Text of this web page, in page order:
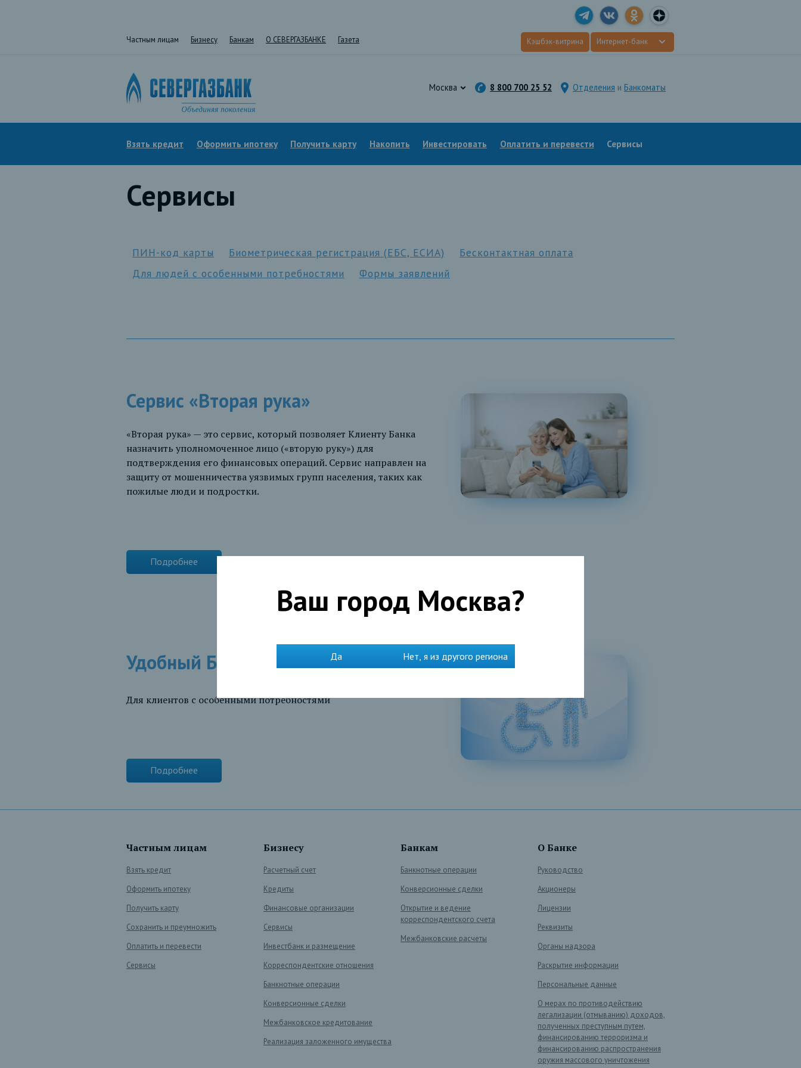
Частным лицам Бизнесу Банкам О СЕВЕРГАЗБАНКЕ Газета Кэшбэк-витрина Интернет-банк
Москва 8 800 700 25 52 Отделения и Банкоматы
Взять кредит Оформить ипотеку Получить карту Накопить Инвестировать Оплатить и перевести Сервисы
Сервисы
ПИН-код карты Биометрическая регистрация (ЕБС, ЕСИА)
Бесконтактная оплата
Для людей с особенными потребностями
Формы заявлений
Сервис «Вторая рука»
«Вторая рука» — это сервис, который позволяет Клиенту Банка
назначить уполномоченное лицо («вторую руку») для
подтверждения его финансовых операций. Сервис направлен на
защиту от мошенничества уязвимых групп населения, таких как
пожилые люди и подростки.
Подробнее
Удобный Банк
Для клиентов с особенными потребностями
Подробнее
Частным лицам
Взять кредит
Оформить ипотеку
Получить карту
Сохранить и преумножить
Оплатить и перевести
Сервисы
Бизнесу
Расчетный счет
Кредиты
Финансовые организации
Сервисы
Инвестбанк и размещение
Корреспондентские отношения
Банкнотные операции
Конверсионные сделки
Межбанковское кредитование
Реализация заложенного имущества
Банкам
Банкнотные операции
Конверсионные сделки
Открытие и ведение
корреспондентского счета
Межбанковские расчеты
О Банке
Руководство
Акционеры
Лицензии
Реквизиты
Органы надзора
Раскрытие информации
Персональные данные
О мерах по противодействию
легализации (отмыванию) доходов,
полученных преступным путем,
финансированию терроризма и
финансированию распространения
оружия массового уничтожения
Ваш город Москва?
Да Нет, я из другого региона